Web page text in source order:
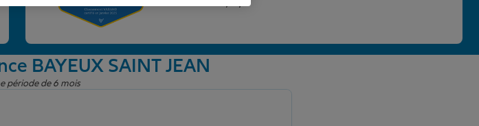
BAYEUX SAINT JEAN
période de 6 mois